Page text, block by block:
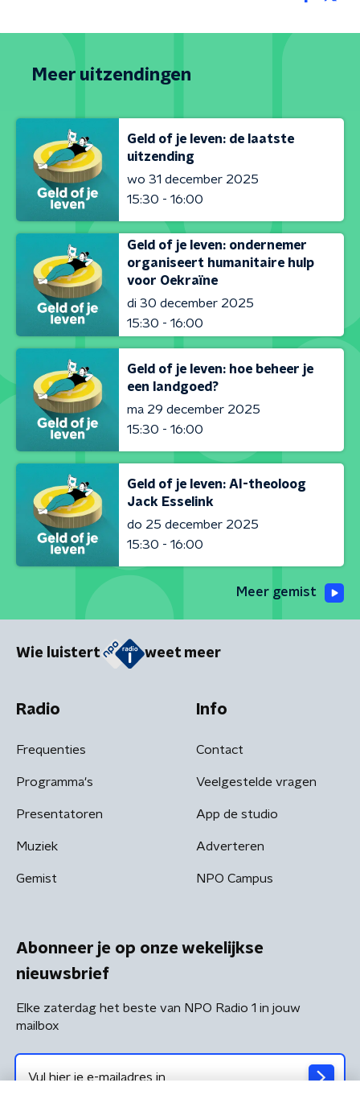
Meer uitzendingen
Geld of je leven: de laatste
uitzending
wo 31 december 2025
15:30 - 16:00
Geld of je leven: ondernemer
organiseert humanitaire hulp
voor Oekraïne
di 30 december 2025
15:30 - 16:00
Geld of je leven: hoe beheer je
een landgoed?
ma 29 december 2025
15:30 - 16:00
Geld of je leven: AI-theoloog
Jack Esselink
do 25 december 2025
15:30 - 16:00
Meer gemist
Wie luistert weet meer
Radio
Frequenties
Programma's
Presentatoren
Muziek
Gemist
Info
Contact
Veelgestelde vragen
App de studio
Adverteren
NPO Campus
Abonneer je op onze wekelijkse
nieuwsbrief
Elke zaterdag het beste van NPO Radio 1 in jouw
mailbox